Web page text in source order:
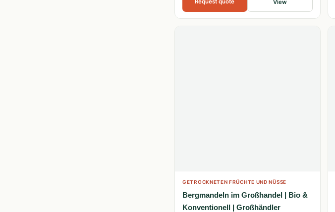
Request quote View
GETROCKNETEN FRÜCHTE UND NÜSSE
Bergmandeln im Großhandel | Bio &
Konventionell | Großhändler